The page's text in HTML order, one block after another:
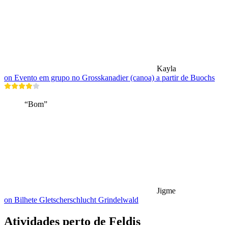
Kayla
on Evento em grupo no Grosskanadier (canoa) a partir de Buochs
“Bom”
Jigme
on Bilhete Gletscherschlucht Grindelwald
Atividades perto de Feldis